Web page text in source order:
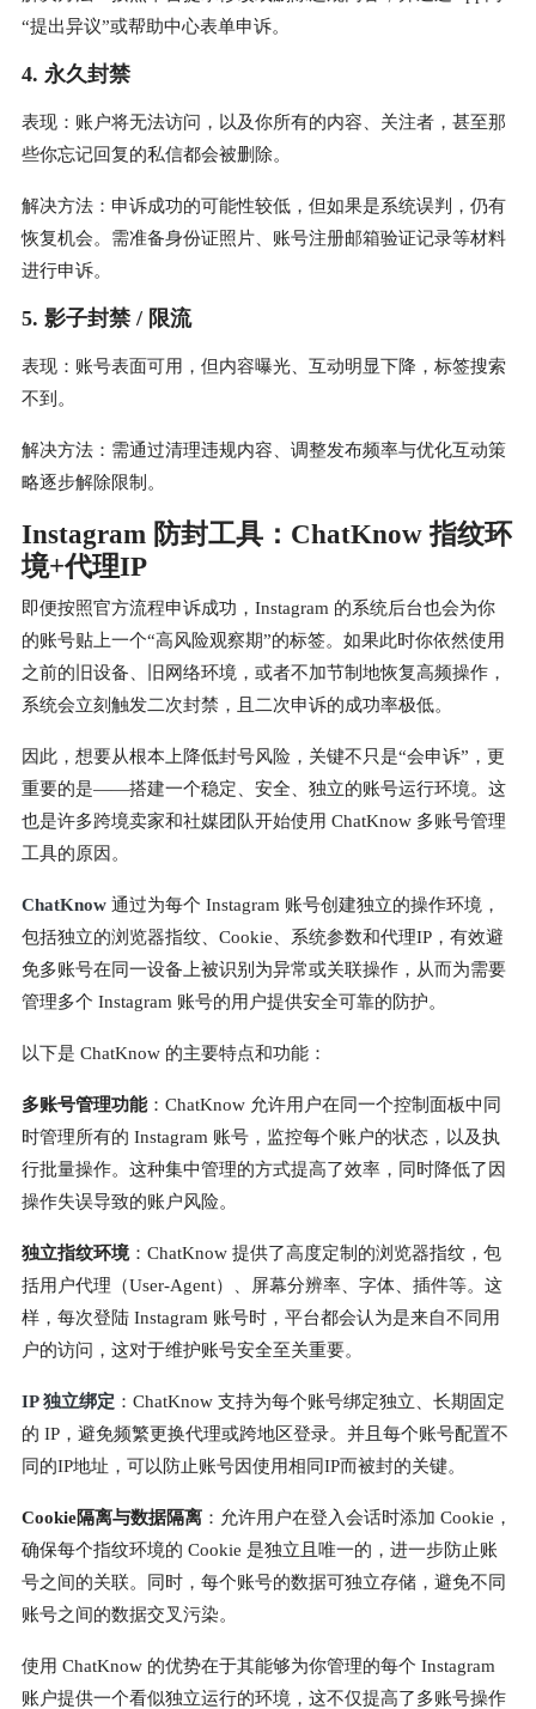
“提出异议”或帮助中心表单申诉。
4. 永久封禁
表现：账户将无法访问，以及你所有的内容、关注者，甚至那
些你忘记回复的私信都会被删除。
解决方法：申诉成功的可能性较低，但如果是系统误判，仍有
恢复机会。需准备身份证照片、账号注册邮箱验证记录等材料
进行申诉。
5. 影子封禁 / 限流
表现：账号表面可用，但内容曝光、互动明显下降，标签搜索
不到。
解决方法：需通过清理违规内容、调整发布频率与优化互动策
略逐步解除限制。
Instagram 防封工具：ChatKnow 指纹环
境+代理IP
即便按照官方流程申诉成功，Instagram 的系统后台也会为你
的账号贴上一个“高风险观察期”的标签。如果此时你依然使用
之前的旧设备、旧网络环境，或者不加节制地恢复高频操作，
系统会立刻触发二次封禁，且二次申诉的成功率极低。
因此，想要从根本上降低封号风险，关键不只是“会申诉”，更
重要的是——搭建一个稳定、安全、独立的账号运行环境。这
也是许多跨境卖家和社媒团队开始使用 ChatKnow 多账号管理
工具的原因。
ChatKnow 通过为每个 Instagram 账号创建独立的操作环境，
包括独立的浏览器指纹、Cookie、系统参数和代理IP，有效避
免多账号在同一设备上被识别为异常或关联操作，从而为需要
管理多个 Instagram 账号的用户提供安全可靠的防护。
以下是 ChatKnow 的主要特点和功能：
多账号管理功能：ChatKnow 允许用户在同一个控制面板中同
时管理所有的 Instagram 账号，监控每个账户的状态，以及执
行批量操作。这种集中管理的方式提高了效率，同时降低了因
操作失误导致的账户风险。
独立指纹环境：ChatKnow 提供了高度定制的浏览器指纹，包
括用户代理（User-Agent）、屏幕分辨率、字体、插件等。这
样，每次登陆 Instagram 账号时，平台都会认为是来自不同用
户的访问，这对于维护账号安全至关重要。
IP 独立绑定 ：ChatKnow 支持为每个账号绑定独立、长期固定
的 IP，避免频繁更换代理或跨地区登录。并且每个账号配置不
同的IP地址，可以防止账号因使用相同IP而被封的关键。
Cookie隔离与数据隔离 ：允许用户在登入会话时添加 Cookie，
确保每个指纹环境的 Cookie 是独立且唯一的，进一步防止账
号之间的关联。同时，每个账号的数据可独立存储，避免不同
账号之间的数据交叉污染。
使用 ChatKnow 的优势在于其能够为你管理的每个 Instagram
账户提供一个看似独立运行的环境，这不仅提高了多账号操作